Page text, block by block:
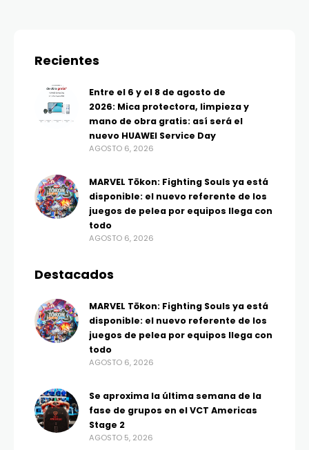
Recientes
Entre el 6 y el 8 de agosto de
2026: Mica protectora, limpieza y
mano de obra gratis: así será el
nuevo HUAWEI Service Day
AGOSTO 6, 2026
MARVEL Tōkon: Fighting Souls ya está
disponible: el nuevo referente de los
juegos de pelea por equipos llega con
todo
AGOSTO 6, 2026
Destacados
MARVEL Tōkon: Fighting Souls ya está
disponible: el nuevo referente de los
juegos de pelea por equipos llega con
todo
AGOSTO 6, 2026
Se aproxima la última semana de la
fase de grupos en el VCT Americas
Stage 2
AGOSTO 5, 2026